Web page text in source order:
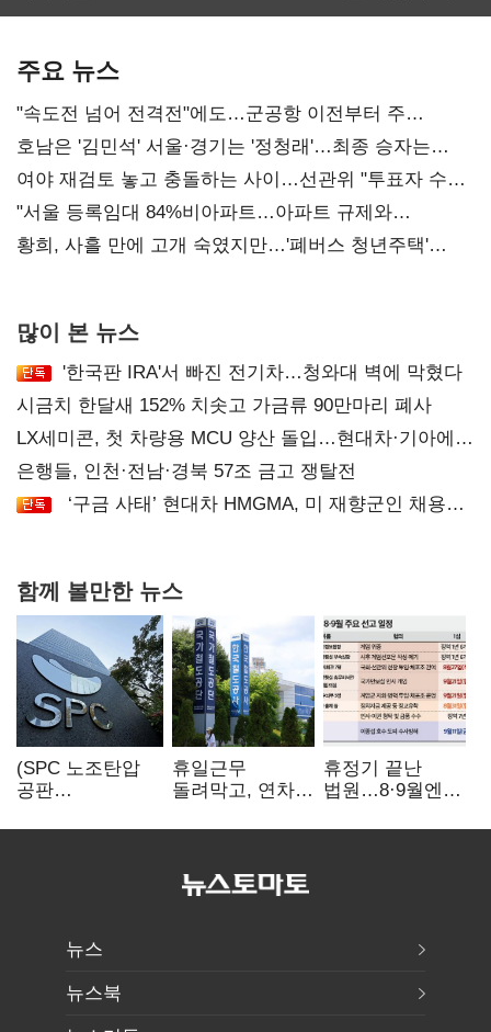
주요 뉴스
"속도전 넘어 전격전"에도…군공항 이전부터 주
52시간까지 '뇌관'
호남은 '김민석' 서울·경기는 '정청래'…최종 승자는
'안갯속'
여야 재검토 놓고 충돌하는 사이…선관위 "투표자 수
오차 당연"
"서울 등록임대 84%비아파트…아파트 규제와
달리해야"
황희, 사흘 만에 고개 숙였지만…'폐버스 청년주택'
많이 본 뉴스
'한국판 IRA'서 빠진 전기차…청와대 벽에 막혔다
시금치 한달새 152% 치솟고 가금류 90만마리 폐사
LX세미콘, 첫 차량용 MCU 양산 돌입…현대차·기아에
공급
은행들, 인천·전남·경북 57조 금고 쟁탈전
‘구금 사태’ 현대차 HMGMA, 미 재향군인 채용
함께 볼만한 뉴스
(SPC 노조탄압
공판
도 책임 안 지는
휴일근무
돌려막고, 연차도
승무현장의
52시간'
휴정기 끝난
법원…8·9월엔
'줄선고' 예정
뉴스
뉴스북